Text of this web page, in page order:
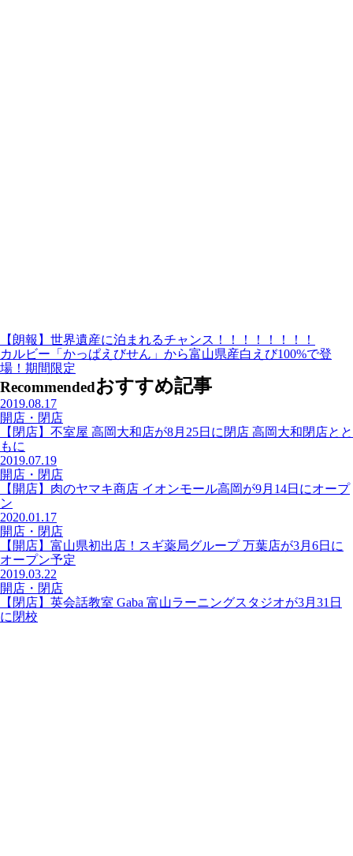
【朗報】世界遺産に泊まれるチャンス！！！！！！！！
カルビー「かっぱえびせん」から富山県産白えび100%で登
場！期間限定
Recommendedおすすめ記事
2019.08.17
開店・閉店
【閉店】不室屋 高岡大和店が8月25日に閉店 高岡大和閉店とと
もに
2019.07.19
開店・閉店
【開店】肉のヤマキ商店 イオンモール高岡が9月14日にオープ
ン
2020.01.17
開店・閉店
【開店】富山県初出店！スギ薬局グループ 万葉店が3月6日に
オープン予定
2019.03.22
開店・閉店
【閉店】英会話教室 Gaba 富山ラーニングスタジオが3月31日
に閉校